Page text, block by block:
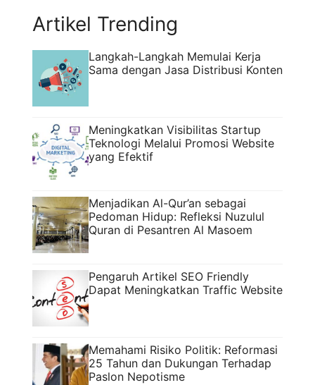
Artikel Trending
Langkah-Langkah Memulai Kerja
Sama dengan Jasa Distribusi Konten
Meningkatkan Visibilitas Startup
Teknologi Melalui Promosi Website
yang Efektif
Menjadikan Al-Qur’an sebagai
Pedoman Hidup: Refleksi Nuzulul
Quran di Pesantren Al Masoem
Pengaruh Artikel SEO Friendly
Dapat Meningkatkan Traffic Website
Memahami Risiko Politik: Reformasi
25 Tahun dan Dukungan Terhadap
Paslon Nepotisme